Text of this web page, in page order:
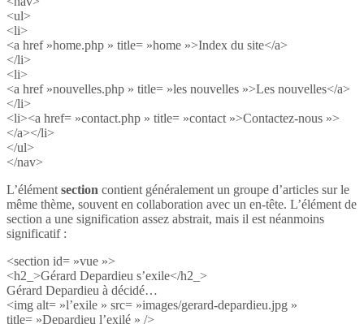
<ul>
<li>
<a href »home.php » title= »home »>Index du site</a>
</li>
<li>
<a href »nouvelles.php » title= »les nouvelles »>Les nouvelles</a>
</li>
<li><a href= »contact.php » title= »contact »>Contactez-nous »>
</a></li>
</ul>
</nav>
L’élément section contient généralement un groupe d’articles sur le
même thème, souvent en collaboration avec un en-tête. L’élément de
section a une signification assez abstrait, mais il est néanmoins
significatif :
<section id= »vue »>
<h2_>Gérard Depardieu s’exile</h2_>
Gérard Depardieu à décidé…
<img alt= »l’exile » src= »images/gerard-depardieu.jpg »
title= »Depardieu l’exilé » />